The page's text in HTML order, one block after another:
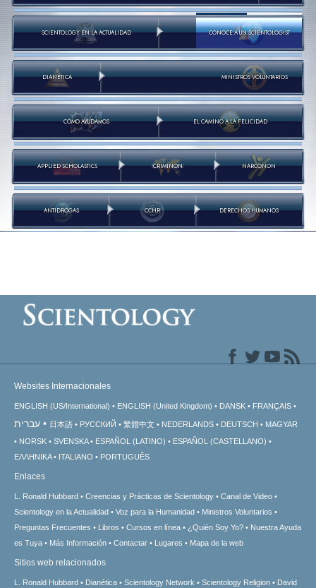
SCIENTOLOGY EN LA ACTUALIDAD CONOCE A UN SCIENTOLOGIST
DIANÉTICA MINISTROS VOLUNTARIOS
CÓMO AYUDAMOS EL CAMINO A LA FELICIDAD
APPLIED SCHOLASTICS CRIMINON NARCONON
ANTIDROGAS CCHR DERECHOS HUMANOS
Websites Internacionales
ENGLISH (US/International) ENGLISH (United Kingdom) DANSK FRANÇAIS
עברית 日本語 РУССКИЙ 繁體中文 NEDERLANDS DEUTSCH
MAGYAR
NORSK
SVENSKA ESPAÑOL (LATINO)
ESPAÑOL (CASTELLANO)
ΕΛΛΗΝΙΚA
ITALIANO PORTUGUÊS
Enlaces
L. Ronald Hubbard Creencias y Prácticas de Scientology
Canal de Video
Scientology en la Actualidad
Voz para la Humanidad
Ministros Voluntarios
Preguntas Frecuentes
Libros Cursos en línea ¿Quién Soy Yo?
Nuestra Ayuda
es Tuya
Más Información Contactar Lugares Mapa de la web
Sitios web relacionados
L. Ronald Hubbard Dianética Scientology Network Scientology Religion David